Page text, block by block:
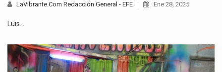
LaVibrante.Com Redacción General - EFE Ene 28, 2025
Luis…